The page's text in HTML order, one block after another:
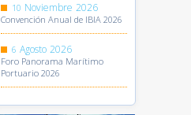
10 Noviembre 2026
Convención Anual de IBIA 2026
6 Agosto 2026
Foro Panorama Marítimo
Portuario 2026